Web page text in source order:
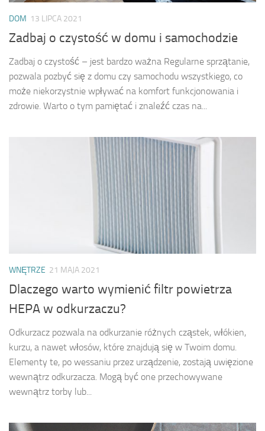
DOM 13 LIPCA 2021
Zadbaj o czystość w domu i samochodzie
Zadbaj o czystość – jest bardzo ważna Regularne sprzątanie,
pozwala pozbyć się z domu czy samochodu wszystkiego, co
może niekorzystnie wpływać na komfort funkcjonowania i
zdrowie. Warto o tym pamiętać i znaleźć czas na...
WNĘTRZE 21 MAJA 2021
Dlaczego warto wymienić filtr powietrza
HEPA w odkurzaczu?
Odkurzacz pozwala na odkurzanie różnych cząstek, włókien,
kurzu, a nawet włosów, które znajdują się w Twoim domu.
Elementy te, po wessaniu przez urządzenie, zostają uwięzione
wewnątrz odkurzacza. Mogą być one przechowywane
wewnątrz torby lub...